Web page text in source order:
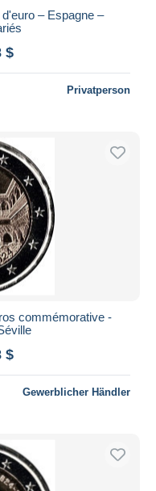
– Espagne –
$
Privatperson
commémorative -
$
Gewerblicher Händler